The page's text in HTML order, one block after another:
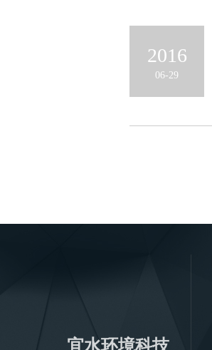
2016
06-29
宜水环境科技